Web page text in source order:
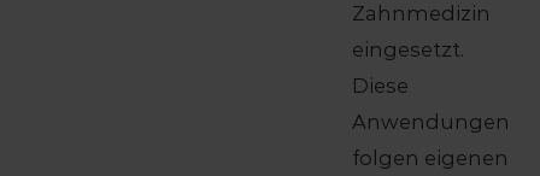
Zahnmedizin
eingesetzt.
Diese
Anwendungen
folgen eigenen